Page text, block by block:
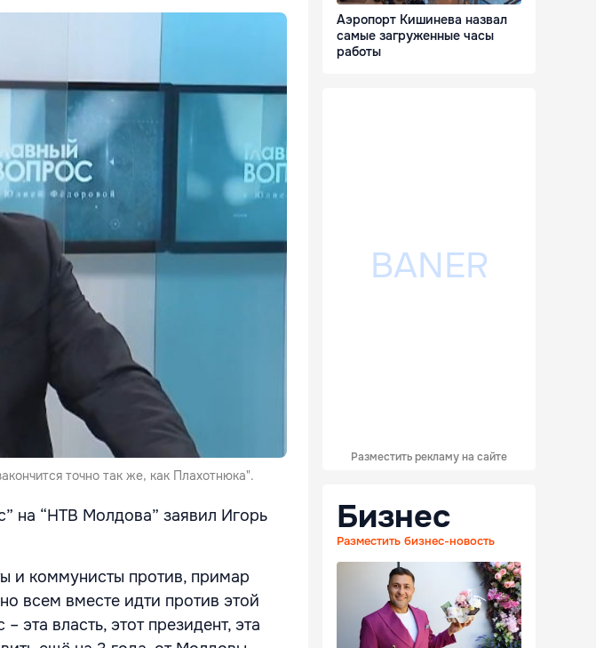
точно так же, как Плахотнюка".
на “НТВ Молдова” заявил Игорь
и коммунисты против, примар
всем вместе идти против этой
власть, этот президент, эта
Аэропорт Кишинева назвал
самые загруженные часы
работы
Разместить рекламу на сайте
Бизнес
Разместить бизнес-новость